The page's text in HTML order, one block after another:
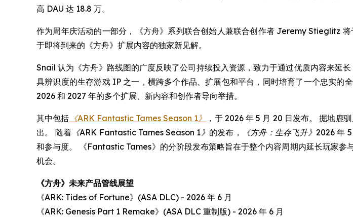
高 DAU 达 18.8 万。
作为周年庆活动的一部分，《方舟》系列联合创始人兼联合创作者 Jeremy Stieglitz
于即将到来的《方舟》扩展内容的独家新见解。
Snail 认为《方舟》路线图的广度反映了公司持续投入资源，致力于通过优质内容来延
具辨识度的生存游戏 IP 之一，横跨多个作品、扩展包和平台，同时培育了一个忠实的
2026 和 2027 年的多个扩展、新内容和创作者导向举措。
其中包括 《ARK Fantastic Tames Season 1》
，于 2026 年 5 月 20 日发布。 掘地鹿
出。 随着 《ARK Fantastic Tames Season 1》 的发布， 《方舟：生存飞升》 2026 年
和参与度。 《Fantastic Tames》的分阶段发布策略旨在于整个内容周期内延长玩家
机会。
《方舟》未来产品管线展望
《ARK: Tides of Fortune》(ASA DLC) - 2026 年 6 月
《ARK: Genesis Part 1 Remake》(ASA DLC 重制版) - 2026 年 6 月